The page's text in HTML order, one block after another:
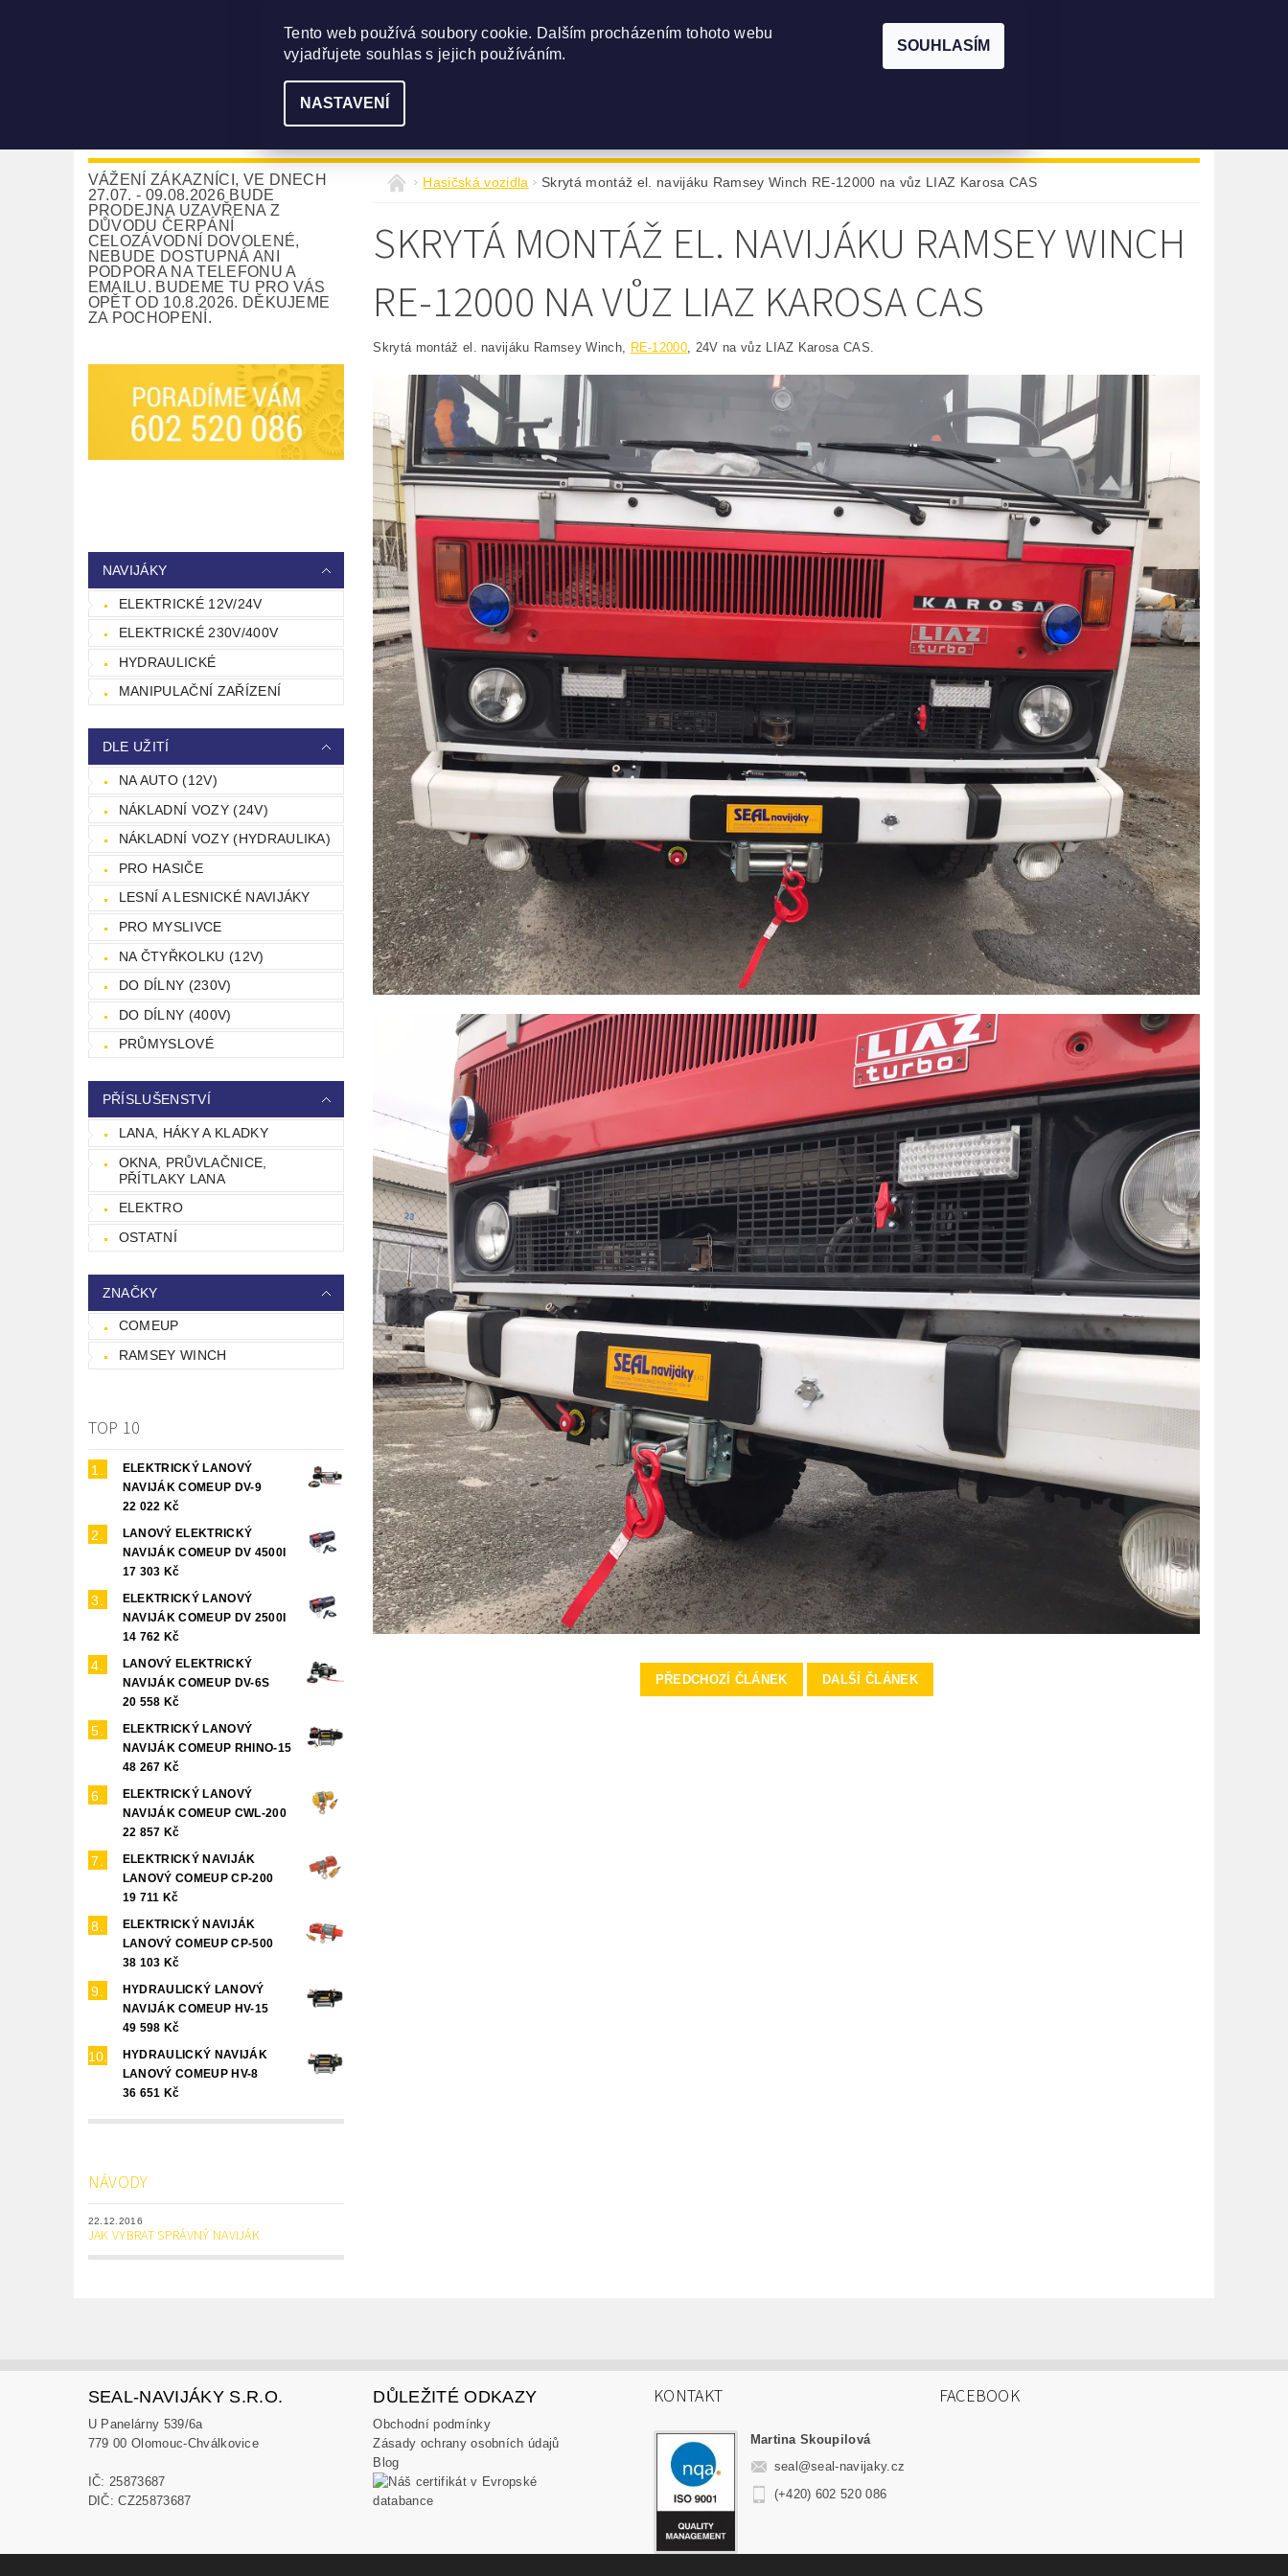
(+420) 602 520 086 seal@seal-navijaky.cz
VÁŽENÍ ZÁKAZNÍCI, VE DNECH
27.07. - 09.08.2026 BUDE
PRODEJNA UZAVŘENA Z
DŮVODU ČERPÁNÍ
CELOZÁVODNÍ DOVOLENÉ,
NEBUDE DOSTUPNÁ ANI
PODPORA NA TELEFONU A
EMAILU. BUDEME TU PRO VÁS
OPĚT OD 10.8.2026. DĚKUJEME
ZA POCHOPENÍ.
NAVIJÁKY
ELEKTRICKÉ 12V/24V
ELEKTRICKÉ 230V/400V
HYDRAULICKÉ
MANIPULAČNÍ ZAŘÍZENÍ
DLE UŽITÍ
NA AUTO (12V)
NÁKLADNÍ VOZY (24V)
NÁKLADNÍ VOZY (HYDRAULIKA)
PRO HASIČE
LESNÍ A LESNICKÉ NAVIJÁKY
PRO MYSLIVCE
NA ČTYŘKOLKU (12V)
DO DÍLNY (230V)
DO DÍLNY (400V)
PRŮMYSLOVÉ
PŘÍSLUŠENSTVÍ
LANA, HÁKY A KLADKY
OKNA, PRŮVLAČNICE,
PŘÍTLAKY LANA
ELEKTRO
OSTATNÍ
ZNAČKY
COMEUP
RAMSEY WINCH
TOP 10
ELEKTRICKÝ LANOVÝ
NAVIJÁK COMEUP DV-9
22 022 Kč
LANOVÝ ELEKTRICKÝ
NAVIJÁK COMEUP DV 4500I
17 303 Kč
ELEKTRICKÝ LANOVÝ
NAVIJÁK COMEUP DV 2500I
14 762 Kč
LANOVÝ ELEKTRICKÝ
NAVIJÁK COMEUP DV-6S
20 558 Kč
ELEKTRICKÝ LANOVÝ
NAVIJÁK COMEUP RHINO-15
48 267 Kč
ELEKTRICKÝ LANOVÝ
NAVIJÁK COMEUP CWL-200
22 857 Kč
ELEKTRICKÝ NAVIJÁK
LANOVÝ COMEUP CP-200
19 711 Kč
ELEKTRICKÝ NAVIJÁK
LANOVÝ COMEUP CP-500
38 103 Kč
HYDRAULICKÝ LANOVÝ
NAVIJÁK COMEUP HV-15
49 598 Kč
HYDRAULICKÝ NAVIJÁK
LANOVÝ COMEUP HV-8
36 651 Kč
NÁVODY
22.12.2016
JAK VYBRAT SPRÁVNÝ NAVIJÁK
Hasičská vozidla Skrytá montáž el. navijáku Ramsey Winch RE-12000 na vůz LIAZ Karosa CAS
SKRYTÁ MONTÁŽ EL. NAVIJÁKU RAMSEY WINCH
RE-12000 NA VŮZ LIAZ KAROSA CAS
Skrytá montáž el. navijáku Ramsey Winch, RE-12000, 24V na vůz LIAZ Karosa CAS.
PŘEDCHOZÍ ČLÁNEK DALŠÍ ČLÁNEK
SEAL-NAVIJÁKY S.R.O.
U Panelárny 539/6a
779 00 Olomouc-Chválkovice
IČ: 25873687
DIČ: CZ25873687
DŮLEŽITÉ ODKAZY
Obchodní podmínky
Zásady ochrany osobních údajů
Blog
KONTAKT
Martina Skoupilová
seal @seal-navijaky.cz
(+420) 602 520 086
FACEBOOK
Tento web používá soubory cookie. Dalším procházením tohoto webu
vyjadřujete souhlas s jejich používáním.
NASTAVENÍ
SOUHLASÍM